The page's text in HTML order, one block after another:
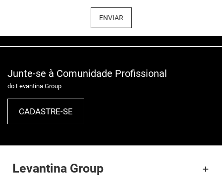
ENVIAR
Junte-se à Comunidade Profissional
do Levantina Group
CADASTRE-SE
Levantina Group